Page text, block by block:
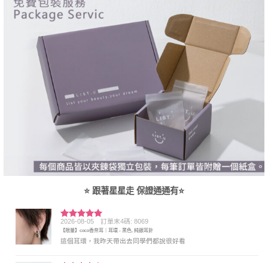
⭐ 跟著星星走 保證通通有⭐
評分5 滿
分 5
2026-08-05 訂單末4碼: 8069
【限量】coco香奈耳｜耳環 - 黑色, 純銀耳針
這個耳環，我昨天帶出去同學們都說很好看